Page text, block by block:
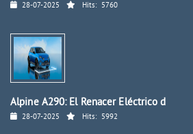
28-07-2025 Hits: 5760
Alpine A290: El Renacer Eléctrico d
28-07-2025 Hits: 5992